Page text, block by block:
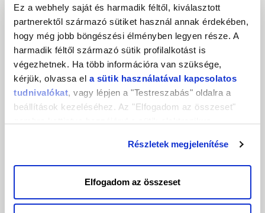
Ez a webhely saját és harmadik féltől, kiválasztott
partnerektől származó sütiket használ annak érdekében,
hogy még jobb böngészési élményben legyen része. A
harmadik féltől származó sütik profilalkotást is
végezhetnek. Ha több információra van szüksége,
kérjük, olvassa el a sütik használatával kapcsolatos
tudnivalókat, vagy lépjen a "Testreszabás" oldalra a
beállítások kezeléséhez. Az "Elfogadom az összeset"
nyomva csak a szükséges sütik tárolását fogadja el.
Részletek megjelenítése
Elfogadom az összeset
Távoli hozzáférés vezérlő, KVM
Tárhely biztonsági mentéshez
Szerver monitoring
Hardveres Tűzfal